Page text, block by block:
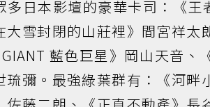
多日本影壇的豪華卡司：《
大雪封閉的山莊裡》間宮祥
GIANT 藍色巨星》岡山天音
琉彌。最強綠葉群有：《河